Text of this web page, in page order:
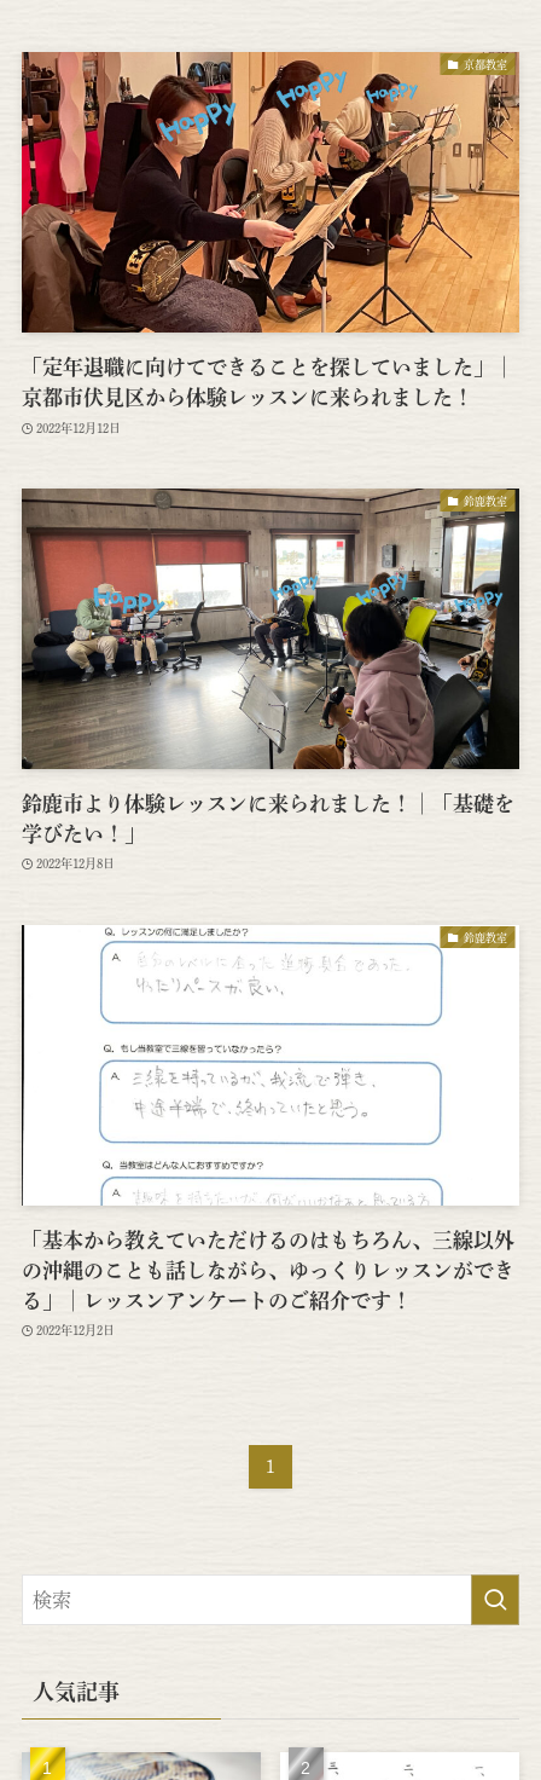
京都教室
「定年退職に向けてできることを探していました」│
京都市伏見区から体験レッスンに来られました！
2022年12月12日
鈴鹿教室
鈴鹿市より体験レッスンに来られました！│「基礎を
学びたい！」
2022年12月8日
鈴鹿教室
「基本から教えていただけるのはもちろん、三線以外
の沖縄のことも話しながら、ゆっくりレッスンができ
る」│レッスンアンケートのご紹介です！
2022年12月2日
1
人気記事